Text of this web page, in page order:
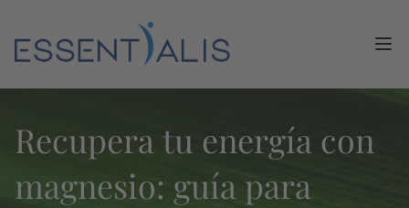
Recupera tu energía con
magnesio: guía para